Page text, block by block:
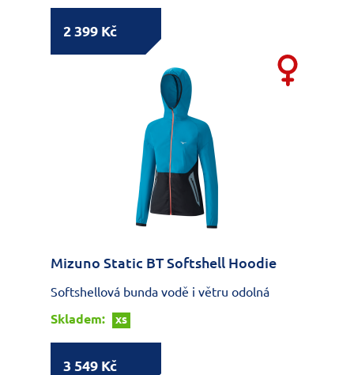
2 399 Kč
Mizuno Static BT Softshell Hoodie
Softshellová bunda vodě i větru odolná
Skladem:
XS
3 549 Kč